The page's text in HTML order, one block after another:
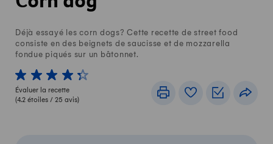
Déjà essayé les corn dogs? Cette recette de street food
consiste en des beignets de saucisse et de mozzarella
fondue piqués sur un bâtonnet.
1 von 5 étoiles
2 von 5 étoiles
3 von 5 étoiles
4 von 5 étoiles
5 von 5 étoiles
Évaluer la recette
(4.2 étoiles / 25 avis)
ImprimerLivre de recettes
Listes de